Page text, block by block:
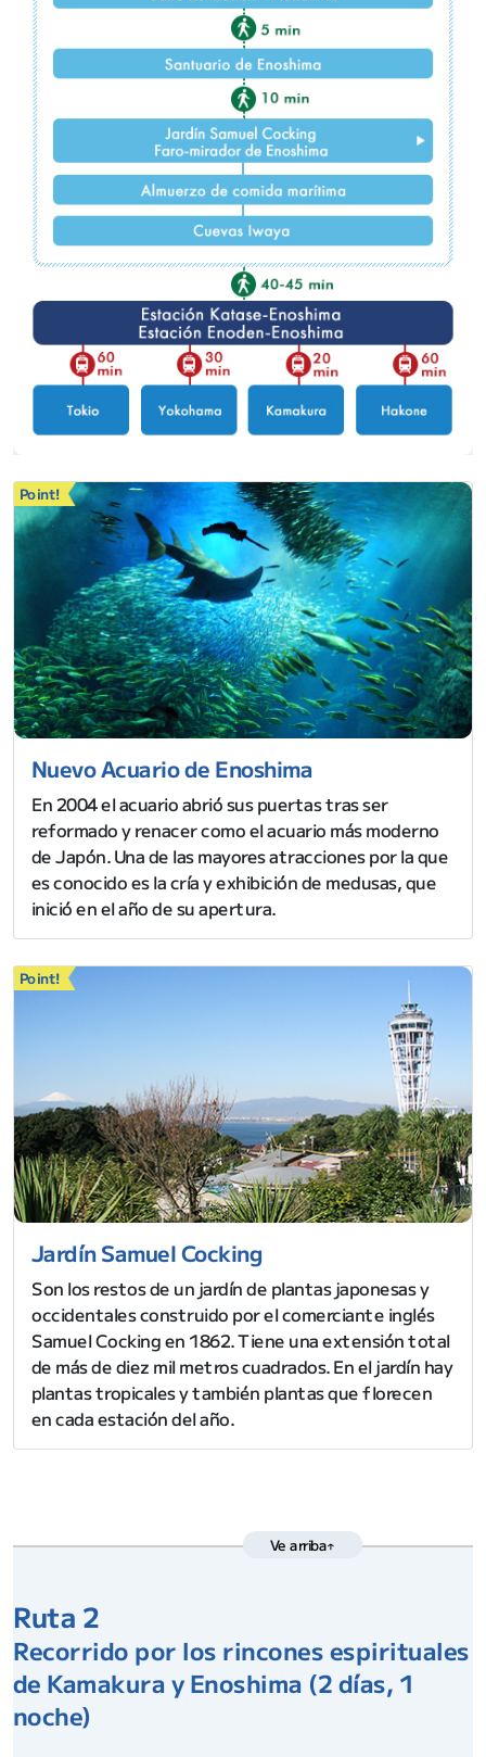
Point!
Nuevo Acuario de Enoshima
En 2004 el acuario abrió sus puertas tras ser
reformado y renacer como el acuario más moderno
de Japón. Una de las mayores atracciones por la que
es conocido es la cría y exhibición de medusas, que
inició en el año de su apertura.
Point!
Jardín Samuel Cocking
Son los restos de un jardín de plantas japonesas y
occidentales construido por el comerciante inglés
Samuel Cocking en 1862. Tiene una extensión total
de más de diez mil metros cuadrados. En el jardín hay
plantas tropicales y también plantas que florecen
en cada estación del año.
Ve arriba↑
Ruta 2
Recorrido por los rincones espirituales
de Kamakura y Enoshima (2 días, 1
noche)